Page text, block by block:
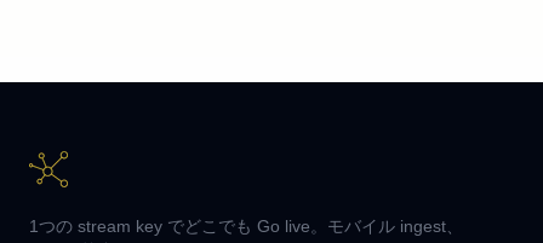
1つの stream key でどこでも Go live。モバイル ingest、